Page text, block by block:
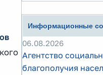
Информационные
06.08.2026
Агентство
благополучия